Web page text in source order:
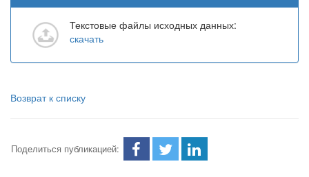
Текстовые файлы исходных данных:
скачать
Возврат к списку
Поделиться публикацией: